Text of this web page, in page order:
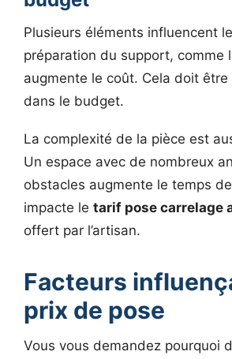
Plusieurs éléments influencent
préparation du support, comme
augmente le coût. Cela doit
dans le budget.
La complexité de la pièce est
Un espace avec de nombreux
obstacles augmente le temps
impacte le tarif pose carrelage
offert par l’artisan.
Facteurs
prix de pose
Vous vous demandez pourquoi